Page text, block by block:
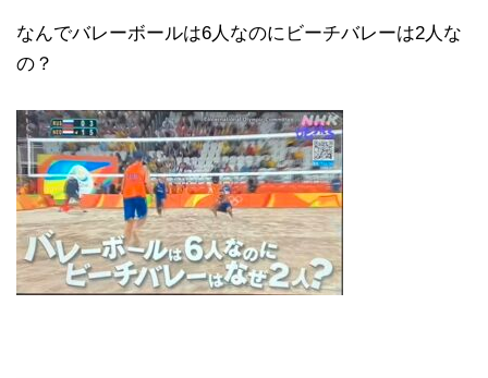
なんでバレーボールは6人なのにビーチバレーは2人な
の？